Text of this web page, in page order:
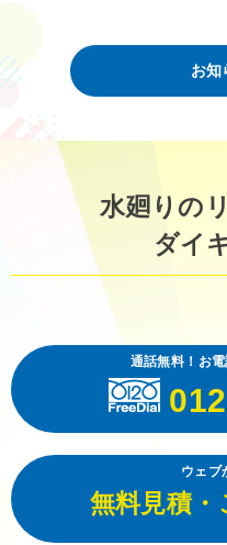
お知
水廻りの
ダイ
通話無料！お
ウェブ
無料見積・